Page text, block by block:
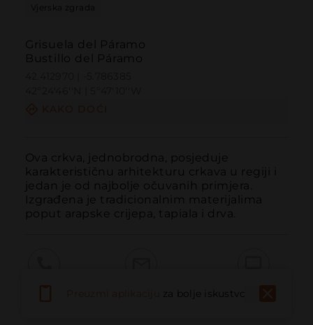
Vjerska zgrada
Grisuela del Páramo
Bustillo del Páramo
Ova crkva, jednobrodna, posjeduje
karakterističnu arhitekturu crkava u regiji i
jedan je od najbolje očuvanih primjera.
Izgrađena je tradicionalnim materijalima
poput arapske crijepa, tapiala i drva.
Web stranica
za bolje iskustvo